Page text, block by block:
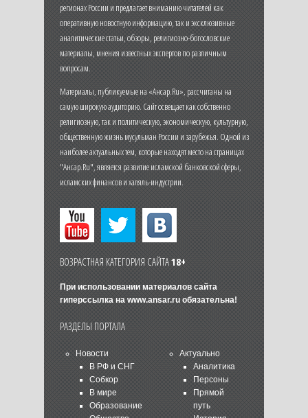
регионах России и предлагает вниманию читателей как
оперативную новостную информацию, так и эксклюзивные
аналитические статьи, обзоры, религиозно-богословские
материалы, мнения известных экспертов по различным
вопросам.
Материалы, публикуемые на «Ансар.Ru», рассчитаны на
самую широкую аудиторию. Сайт освещает как собственно
религиозную, так и политическую, экономическую, культурную,
общественную жизнь мусульман России и зарубежья. Одной из
наиболее актуальных тем, которые находят место на страницах
"Ансар.Ru", является развитие исламской банковской сферы,
исламских финансов и халяль-индустрии.
ВОЗРАСТНАЯ КАТЕГОРИЯ САЙТА18+
При использовании материалов сайта
гиперссылка на www.ansar.ruобязательна!
РАЗДЕЛЫ ПОРТАЛА
Новости
В РФ и СНГ
Собкор
В мире
Образование
Актуально
Аналитика
Персоны
Прямой
путь